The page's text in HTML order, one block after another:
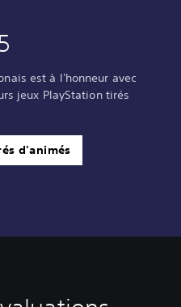
est à l'honneur avec
jeux PlayStation tirés
d'animés